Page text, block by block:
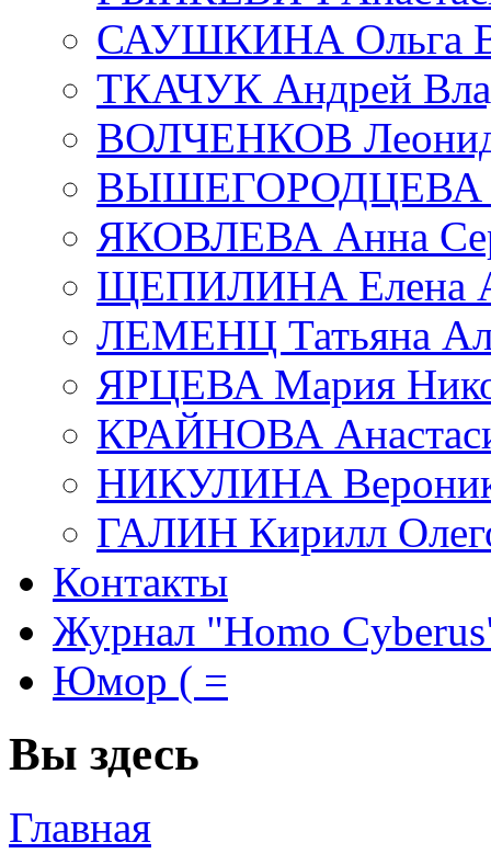
САУШКИНА Ольга
ТКАЧУК Андрей
ВОЛЧЕНКОВ Леонид
ВЫШЕГОРОДЦЕВА
ЯКОВЛЕВА Анна
ЩЕПИЛИНА Елена
ЛЕМЕНЦ Татьяна
ЯРЦЕВА Мария
КРАЙНОВА
НИКУЛИНА
ГАЛИН Кирилл
Контакты
Журнал "Homo
Юмор ( =
Вы здесь
Главная